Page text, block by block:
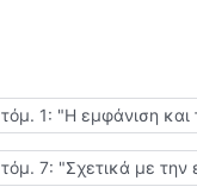
1: "Η εμφάνιση
7: "Σχετικά με την